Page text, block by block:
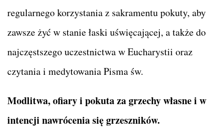
regularnego korzystania z sakramentu pokuty, aby
zawsze żyć w stanie łaski uświęcającej, a także do
najczęstszego uczestnictwa w Eucharystii oraz
czytania i medytowania Pisma św.
Modlitwa, ofiary i pokuta za grzechy własne i w
intencji nawrócenia się grzeszników.